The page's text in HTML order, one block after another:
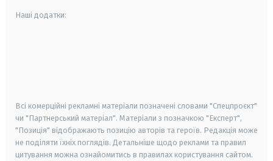
Наші додатки:
Всі комерційні рекламні матеріали позначені словами "Спецпроєкт"
чи "Партнерський матеріал". Матеріали з позначкою "Експерт",
"Позиція" відображають позицію авторів та героїв. Редакція може
не поділяти їхніх поглядів. Детальніше щодо реклами та правил
цитування можна ознайомитись в правилах користування сайтом.